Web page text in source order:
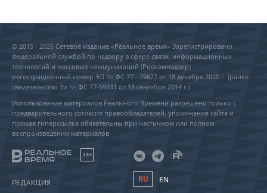
© 2015 - 2026 Сетевое издание «Реальное время» Зарегистрировано
Федеральной службой по надзору в сфере связи, информационных
технологий и массовых коммуникаций (Роскомнадзор) –
регистрационный номер ЭЛ № ФС 77 - 79627 от 18 декабря 2020 г. (ранее
свидетельство Эл № ФС 77-59331 от 18 сентября 2014 г.)
Использование материалов Реального Времени разрешено только с
предварительного согласия правообладателей, упоминание сайта и
прямая гиперссылка обязательны при частичном или полном
воспроизведении материалов.
18+
РЕДАКЦИЯ
RU EN